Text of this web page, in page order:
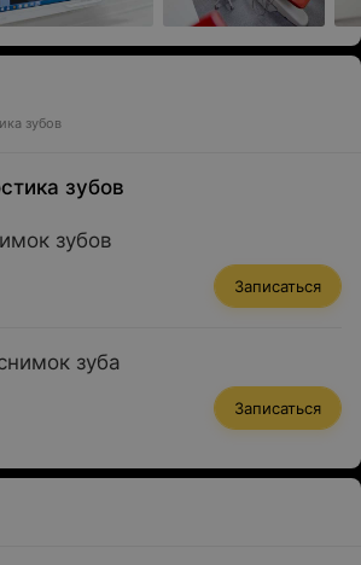
зубов
зубов
зубов
Записаться
зуба
Записаться